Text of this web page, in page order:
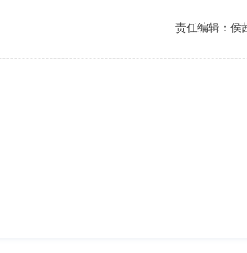
责任编辑：侯